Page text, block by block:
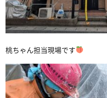
桃ちゃん担当現場です